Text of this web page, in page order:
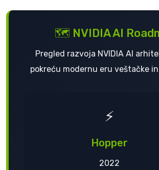
🗺️ NVIDIA AI
Pregled razvoja NVIDIA AI
pokreću modernu eru veštačke
⚡
Hopper
2022